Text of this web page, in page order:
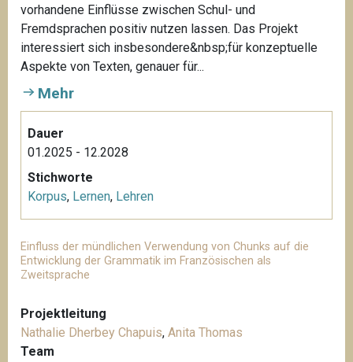
vorhandene Einflüsse zwischen Schul- und
Fremdsprachen positiv nutzen lassen. Das Projekt
interessiert sich insbesondere&nbsp;für konzeptuelle
Aspekte von Texten, genauer für...
Mehr
Dauer
01.2025 - 12.2028
Stichworte
Korpus, Lernen, Lehren
Einfluss der mündlichen Verwendung von Chunks auf die
Entwicklung der Grammatik im Französischen als
Zweitsprache
Projektleitung
Nathalie Dherbey Chapuis, Anita Thomas
Team